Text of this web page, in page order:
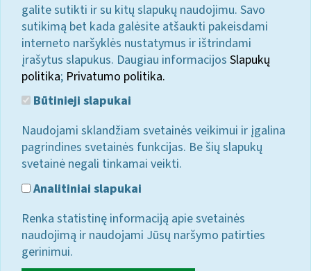
galite sutikti ir su kitų slapukų naudojimu. Savo
sutikimą bet kada galėsite atšaukti pakeisdami
interneto naršyklės nustatymus ir ištrindami
įrašytus slapukus. Daugiau informacijos Slapukų
politika; Privatumo politika.
Būtinieji slapukai
Naudojami sklandžiam svetainės veikimui ir įgalina
pagrindines svetainės funkcijas. Be šių slapukų
svetainė negali tinkamai veikti.
Analitiniai slapukai
Renka statistinę informaciją apie svetainės
naudojimą ir naudojami Jūsų naršymo patirties
gerinimui.